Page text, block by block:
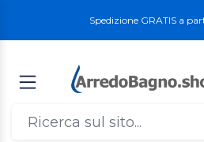
Spedizione GRATIS a